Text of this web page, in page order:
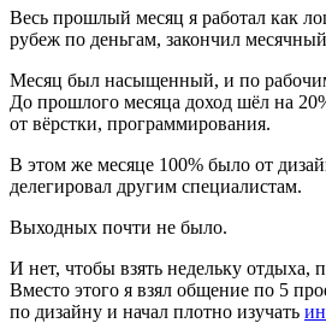
Весь прошлый месяц я работал как
рубеж по деньгам, закончил
Месяц был насыщенный, и по
До прошлого месяца доход шёл на
от вёрстки, программирования.
В этом же месяце 100% было от
делегировал другим специалистам.
Выходных почти не было.
И нет, чтобы взять недельку отдыха,
Вместо этого я взял общение по 5
по дизайну и начал плотно изучать